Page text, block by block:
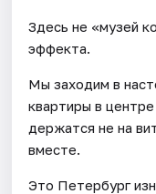
Здесь не «музей
эффекта.
Мы заходим в
квартиры в
держатся не на
вместе.
Это Петербург